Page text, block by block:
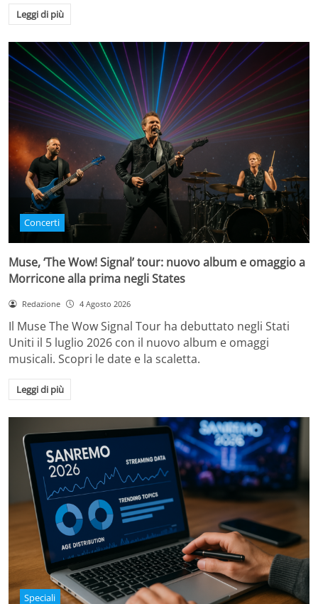
Leggi di più
Concerti
Muse, ‘The Wow! Signal’ tour: nuovo album e omaggio a
Morricone alla prima negli States
Redazione 4 Agosto 2026
Il Muse The Wow Signal Tour ha debuttato negli Stati
Uniti il 5 luglio 2026 con il nuovo album e omaggi
musicali. Scopri le date e la scaletta.
Leggi di più
Speciali